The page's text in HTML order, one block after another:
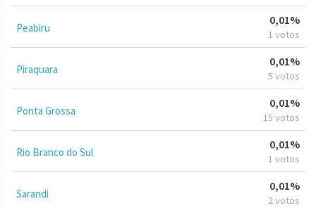
Peabiru
0,01%
1 votos
Piraquara
0,01%
5 votos
Ponta Grossa
0,01%
15 votos
Rio Branco do Sul
0,01%
1 votos
Sarandi
0,01%
2 votos